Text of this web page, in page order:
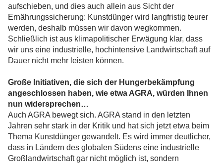
aufschieben, und dies auch allein aus Sicht der
Ernährungssicherung: Kunstdünger wird langfristig teurer
werden, deshalb müssen wir davon wegkommen.
Schließlich ist aus klimapolitischer Erwägung klar, dass
wir uns eine industrielle, hochintensive Landwirtschaft auf
Dauer nicht mehr leisten können.
Große Initiativen, die sich der Hungerbekämpfung
angeschlossen haben, wie etwa AGRA, würden Ihnen
nun widersprechen…
Auch AGRA bewegt sich. AGRA stand in den letzten
Jahren sehr stark in der Kritik und hat sich jetzt etwa beim
Thema Kunstdünger gewandelt. Es wird immer deutlicher,
dass in Ländern des globalen Südens eine industrielle
Großlandwirtschaft gar nicht möglich ist, sondern